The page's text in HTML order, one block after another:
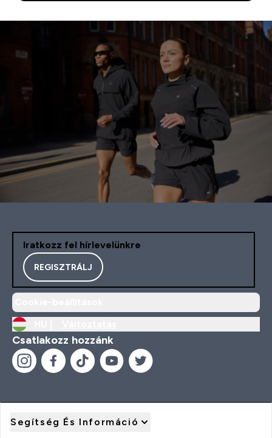
Iratkozz fel hírlevelünkre
REGISZTRÁLJ
Csatlakozz hozzánk
Segítség És Információ